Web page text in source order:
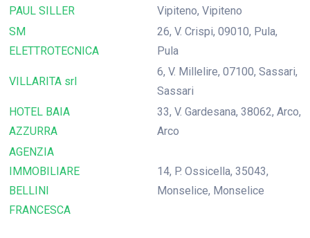
PAUL SILLER
Vipiteno, Vipiteno
SM
ELETTROTECNICA
26, V. Crispi, 09010, Pula,
Pula
VILLARITA srl
6, V. Millelire, 07100, Sassari,
Sassari
HOTEL BAIA
AZZURRA
33, V. Gardesana, 38062, Arco,
Arco
AGENZIA
IMMOBILIARE
BELLINI
FRANCESCA
14, P. Ossicella, 35043,
Monselice, Monselice